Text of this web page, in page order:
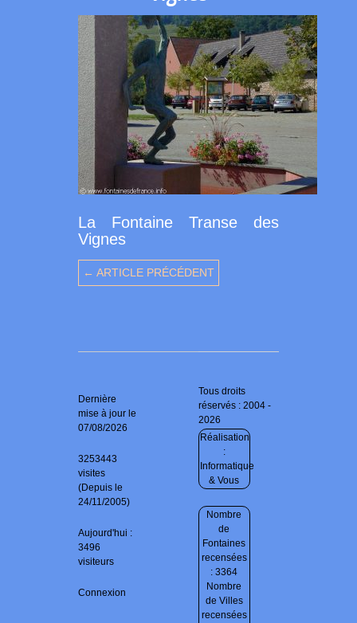
La Fontaine Transe des
Vignes
← ARTICLE PRÉCÉDENT
Dernière
mise à jour le
07/08/2026
3253443
visites
(Depuis le
24/11/2005)
Aujourd'hui :
3496
visiteurs
Connexion
Tous droits
réservés : 2004 -
2026
Réalisation
:
Informatique
& Vous
Nombre
de
Fontaines
recensées
: 3364
Nombre
de Villes
recensées